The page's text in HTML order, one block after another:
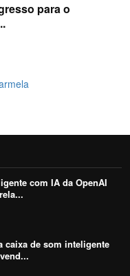
para o
com IA da OpenAI
caixa de som inteligente